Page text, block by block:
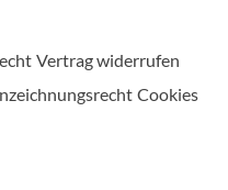
Vertrag widerrufen
Cookies